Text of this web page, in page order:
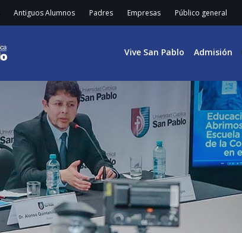
Antiguos Alumnos Padres Empresas Público general
Vive San Pablo Admisión